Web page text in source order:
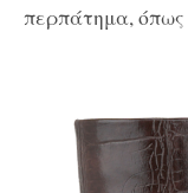
περπάτημα, όπως